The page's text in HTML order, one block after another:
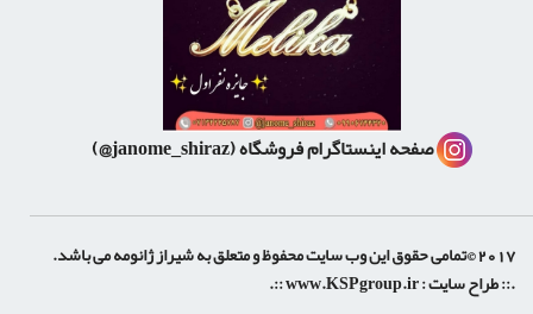
صفحه اینستاگرام فروشگاه(janome_shiraz@)
وب سایت محفوظ و متعلق به شیراز ژانومه می باشد.
طراح سایت :www.KSPgroup.ir
::.